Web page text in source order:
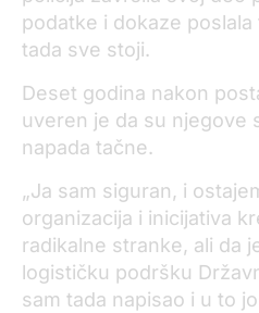
podatke i dokaze poslala
tada sve stoji.
Deset godina nakon
uveren je da su njegove
napada tačne.
„Ja sam siguran, i
organizacija i inicijativa
radikalne stranke, ali da
logističku podršku
sam tada napisao i u to